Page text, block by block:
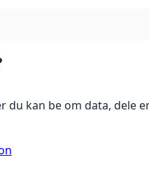
kan be om data, dele